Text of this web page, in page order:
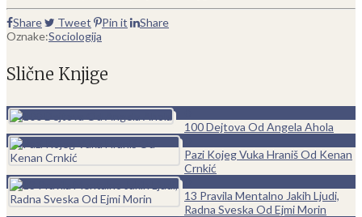
Share Tweet Pin it
Share
Oznake:Sociologija
Slične Knjige
100 Dejtova Od Angela Ahola
Pazi Kojeg Vuka Hraniš Od Kenan
Crnkić
13 Pravila Mentalno Jakih Ljudi,
Radna Sveska Od Ejmi Morin